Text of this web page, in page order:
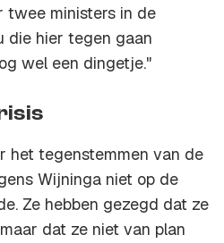
twee ministers in de
die hier tegen gaan
wel een dingetje."
het tegenstemmen van de
Wijninga niet op de
Ze hebben gezegd dat ze
dat ze niet van plan